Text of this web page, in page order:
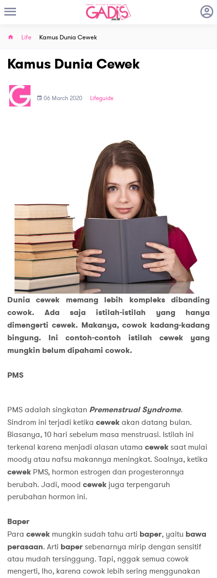
Life Kamus Dunia Cewek
Kamus Dunia Cewek
06 March 2020 Lifeguide
Dunia cewek memang lebih kompleks dibanding
cowok. Ada saja istilah-istilah yang hanya
dimengerti cewek. Makanya, cowok kadang-kadang
bingung. Ini contoh-contoh istilah cewek yang
mungkin belum dipahami cowok.
PMS
PMS adalah singkatan Premenstrual Syndrome.
Sindrom ini terjadi ketika cewekakan datang bulan.
Biasanya, 10 hari sebelum masa menstruasi. Istilah ini
terkenal karena menjadi alasan utama ceweksaat mulai
moody atau nafsu makannya meningkat. Soalnya, ketika
cewek PMS, hormon estrogen dan progesteronnya
berubah. Jadi, mood cewek juga terpengaruh
perubahan hormon ini.
Baper
Para cewek mungkin sudah tahu arti baper, yaitu bawa
perasaan. Arti bapersebenarnya mirip dengan sensitif
atau mudah tersinggung. Tapi, nggak semua cowok
mengerti, lho, karena cowok lebih sering menggunakan